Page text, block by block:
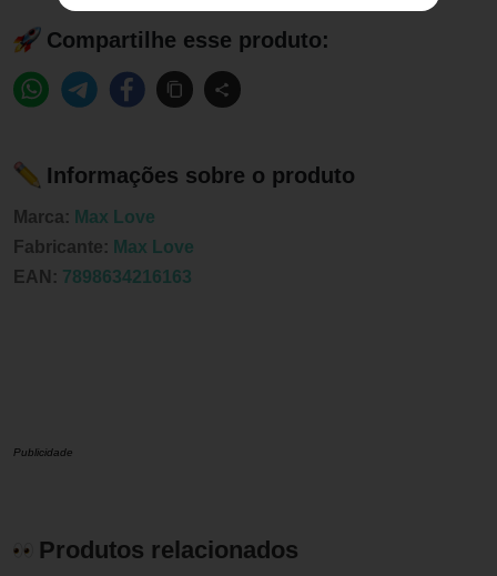
Compartilhe esse produto:
Informações sobre o produto
Marca: Max Love
Fabricante: Max Love
EAN: 7898634216163
Publicidade
Produtos relacionados